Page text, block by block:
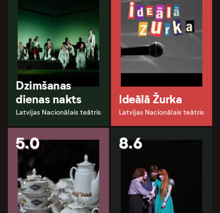
Dzimšanas
dienas nakts
Latvijas Nacionālais teātris
Ideālā Žurka
Latvijas Nacionālais teātris
5.0 8.6